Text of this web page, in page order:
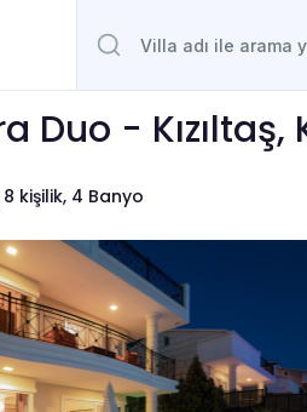
Duo - Kızıltaş,
kişilik, 4 Banyo